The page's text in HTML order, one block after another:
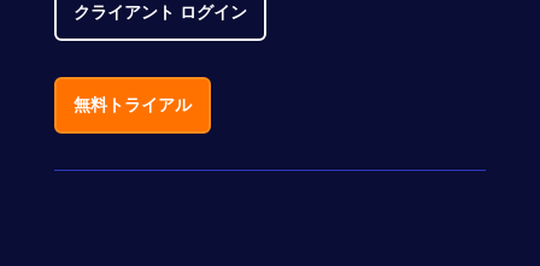
クライアント ログイン
無料トライアル